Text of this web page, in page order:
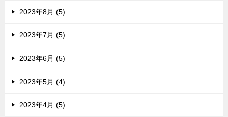
2023年8月 (5)
2023年7月 (5)
2023年6月 (5)
2023年5月 (4)
2023年4月 (5)